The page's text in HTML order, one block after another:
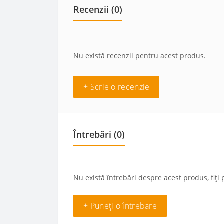
Recenzii (0)
Nu există recenzii pentru acest produs.
+ Scrie o recenzie
Întrebări (0)
Nu există întrebări despre acest produs,
+ Puneți o întrebare